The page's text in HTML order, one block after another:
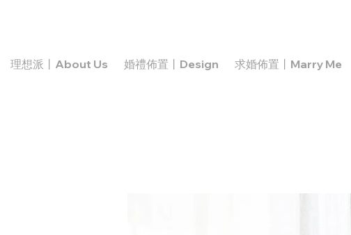
理想派丨About Us 婚禮佈置丨Design 求婚佈置丨Marry Me